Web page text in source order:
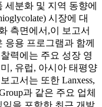
세분화 및 지역 동향에
시장에 대
측면에서,이 보고서
응용 프로그램과 함께
력에는 주요 성장 영
, 유럽, 아시아 태평양
고서는 또한 Lanxess,
과 같은 주요 업체
을 포함한 최근 개발